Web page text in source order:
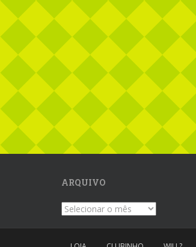
ARQUIVO
Arquivo